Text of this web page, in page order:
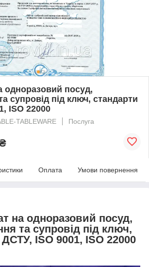
одноразовий посуд,
супровід під ключ, стандарти
ISO 22000
TABLEWARE Послуга
Оплата Умови повернення
на одноразовий посуд,
та супровід під ключ,
ISO 9001, ISO 22000